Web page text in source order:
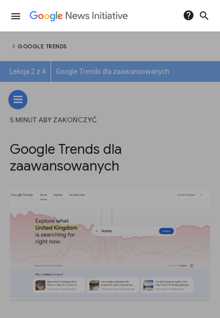
menu help search
chevron_left GOOGLE TRENDS
Lekcja 2 z 4 Google Trends dla zaawansowanych
5 MINUT ABY ZAKOŃCZYĆ
Google Trends dla
zaawansowanych